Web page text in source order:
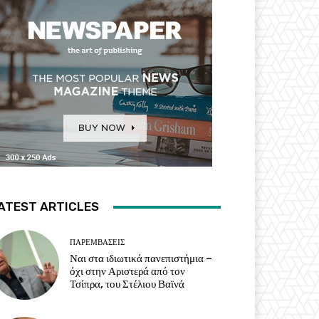
ARTICLES
ΠΑΡΕΜΒΑΣΕΙΣ
Ναι στα ιδιωτικά πανεπιστήμια –
όχι στην Αριστερά από τον
Τσίπρα, του Στέλιου Βαϊνά